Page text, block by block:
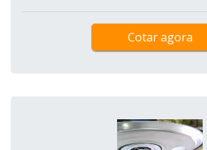
Cotar agora